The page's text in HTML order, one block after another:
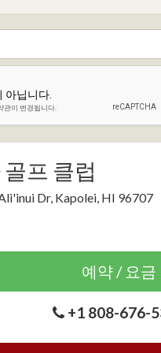
프 클럽
Dr, Kapolei, HI 96707
예약 / 요금
+1 808-676-